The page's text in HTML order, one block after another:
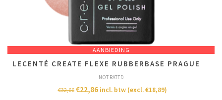
AANBIEDING
LECENTÉ CREATE FLEXE RUBBERBASE PRAGUE
NOT RATED
€32,66 €22,86 incl. btw (excl.€18,89)